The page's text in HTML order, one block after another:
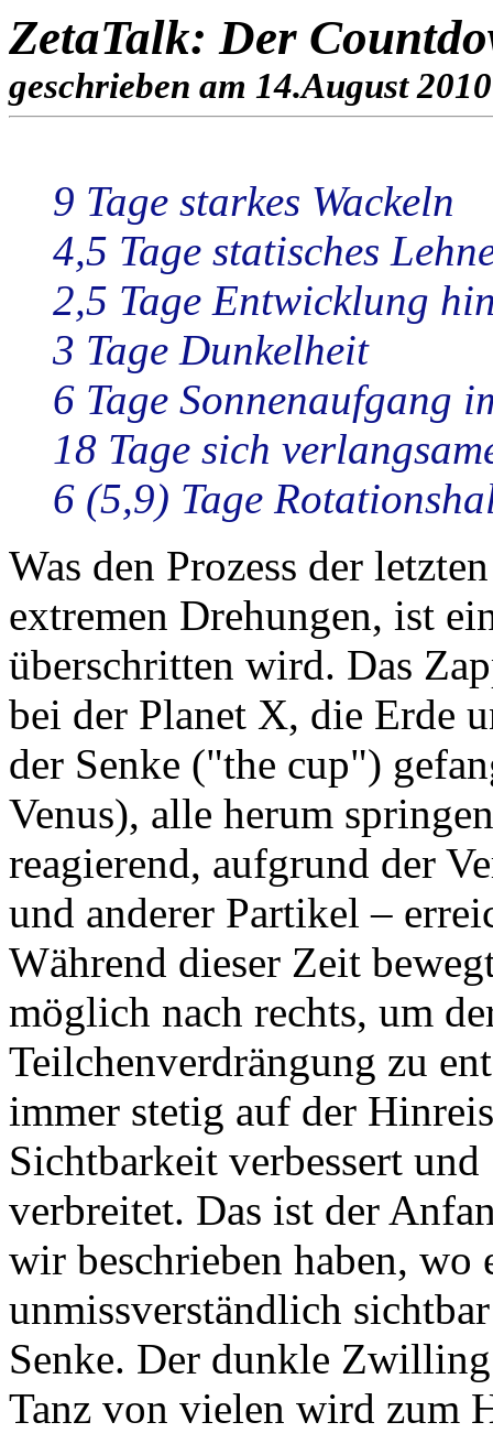
ZetaTalk: Der
geschrieben am 14.August 2010
9 Tage starkes Wackeln
4,5 Tage statisches
2,5 Tage Entwicklung
3 Tage Dunkelheit
6 Tage Sonnenaufgang
18 Tage sich
6 (5,9) Tage
Was den Prozess der
extremen Drehungen, ist
überschritten wird. Das
bei der Planet X, die Erde
der Senke ("the cup")
Venus), alle herum
reagierend, aufgrund der
und anderer Partikel –
Während dieser Zeit
möglich nach rechts, um
Teilchenverdrängung zu
immer stetig auf der
Sichtbarkeit verbessert
verbreitet. Das ist der
wir beschrieben haben, wo
unmissverständlich
Senke. Der dunkle
Tanz von vielen wird zum